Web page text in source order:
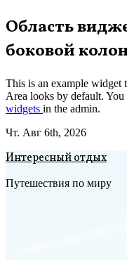
Перейти
к
содержимому
Область
боковой
This is an example widget
Area looks by default.
widgets in the admin.
Чт. Авг 6th, 2026
Интересный отдых
Путешествия по миру